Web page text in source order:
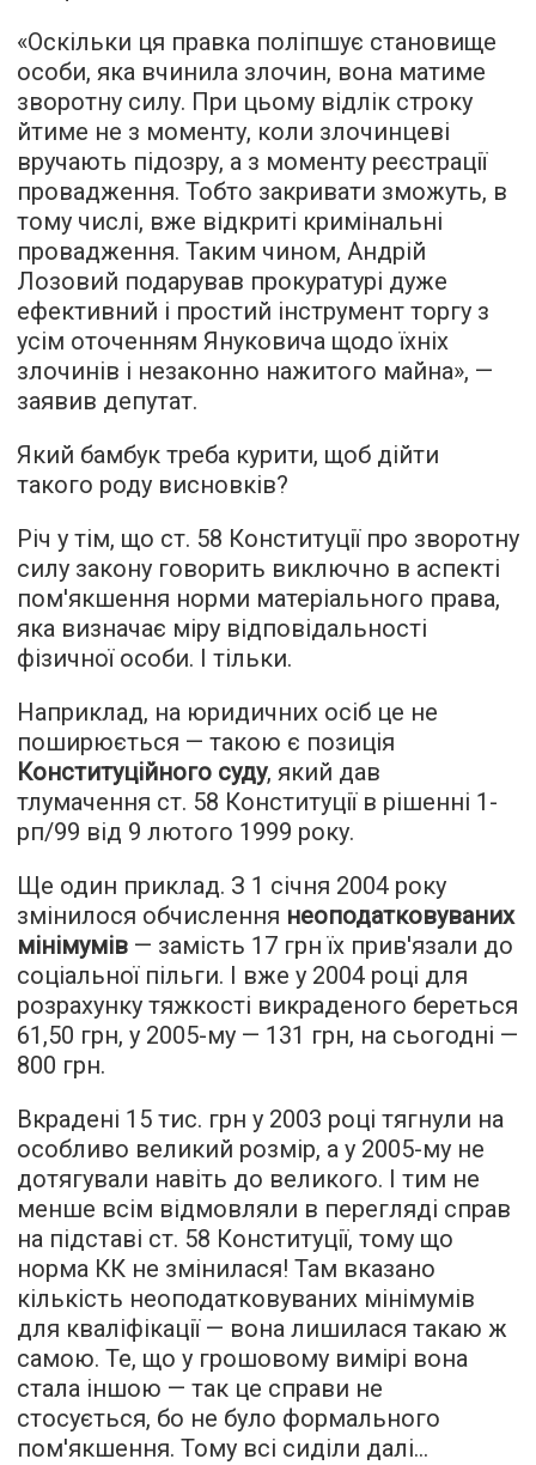
«Оскільки ця правка поліпшує становище
особи, яка вчинила злочин, вона матиме
зворотну силу. При цьому відлік строку
йтиме не з моменту, коли злочинцеві
вручають підозру, а з моменту реєстрації
провадження. Тобто закривати зможуть, в
тому числі, вже відкриті кримінальні
провадження. Таким чином, Андрій
Лозовий подарував прокуратурі дуже
ефективний і простий інструмент торгу з
усім оточенням Януковича щодо їхніх
злочинів і незаконно нажитого майна», —
заявив депутат.
Який бамбук треба курити, щоб дійти
такого роду висновків?
Річ у тім, що ст. 58 Конституції про зворотну
силу закону говорить виключно в аспекті
пом'якшення норми матеріального права,
яка визначає міру відповідальності
фізичної особи. І тільки.
Наприклад, на юридичних осіб це не
поширюється — такою є позиція
Конституційного суду, який дав
тлумачення ст. 58 Конституції в рішенні 1-
рп/99 від 9 лютого 1999 року.
Ще один приклад. З 1 січня 2004 року
змінилося обчислення неоподатковуваних
мінімумів — замість 17 грн їх прив'язали до
соціальної пільги. І вже у 2004 році для
розрахунку тяжкості викраденого береться
61,50 грн, у 2005-му — 131 грн, на сьогодні —
800 грн.
Вкрадені 15 тис. грн у 2003 році тягнули на
особливо великий розмір, а у 2005-му не
дотягували навіть до великого. І тим не
менше всім відмовляли в перегляді справ
на підставі ст. 58 Конституції, тому що
норма КК не змінилася! Там вказано
кількість неоподатковуваних мінімумів
для кваліфікації — вона лишилася такаю ж
самою. Те, що у грошовому вимірі вона
стала іншою — так це справи не
стосується, бо не було формального
пом'якшення. Тому всі сиділи далі...